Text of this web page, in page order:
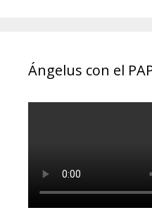
Ángelus con el